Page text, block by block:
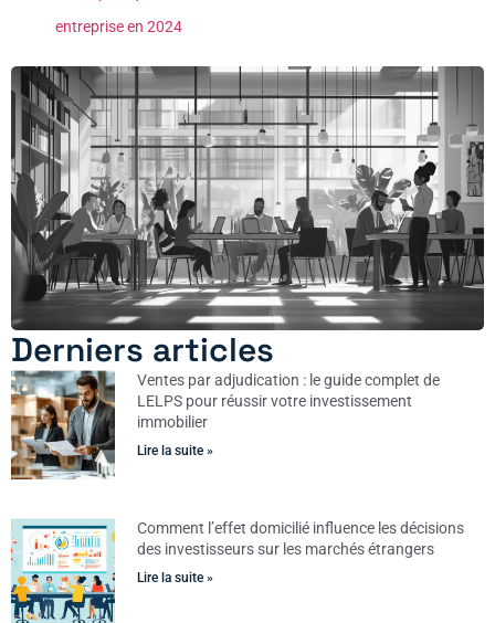
entreprise en 2024
Derniers articles
Ventes par adjudication : le guide complet de
LELPS pour réussir votre investissement
immobilier
Lire la suite »
Comment l’effet domicilié influence les décisions
des investisseurs sur les marchés étrangers
Lire la suite »